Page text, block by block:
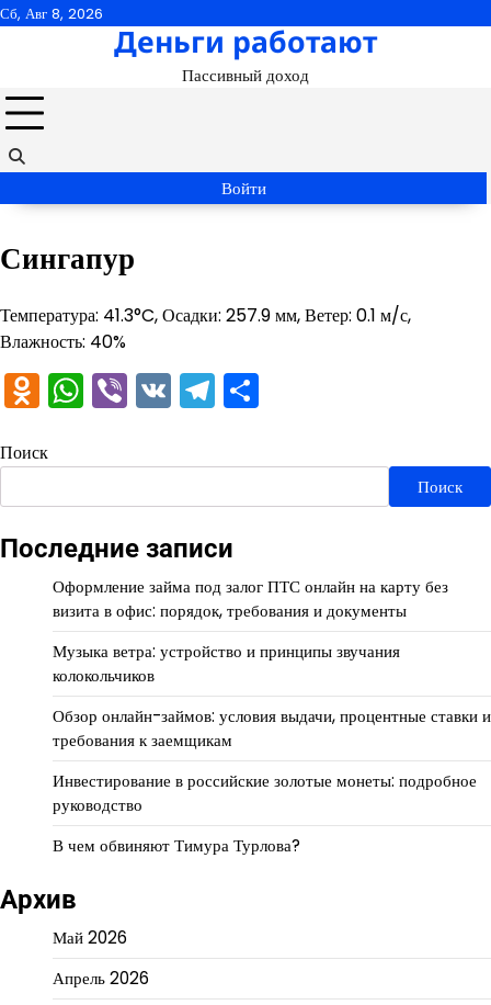
Перейти
Сб, Авг 8, 2026
Деньги работают
Пассивный доход
Войти
Сингапур
Температура: 41.3°C, Осадки: 257.9 мм, Ветер: 0.1 м/с,
Влажность: 40%
Odnoklassniki
WhatsApp
Viber
VKTelegram
Поиск
Поиск
Последние записи
Оформление займа под залог ПТС онлайн на карту без
визита в офис: порядок, требования и документы
Музыка ветра: устройство и принципы звучания
колокольчиков
Обзор онлайн-займов: условия выдачи, процентные ставки и
требования к заемщикам
Инвестирование в российские золотые монеты: подробное
руководство
В чем обвиняют Тимура Турлова?
Архив
Май 2026
Апрель 2026